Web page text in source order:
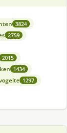
3824
2759
2015
1434
1297